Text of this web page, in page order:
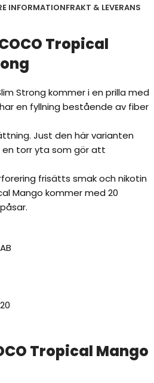
INFORMATIONFRAKT & LEVERANS
Tropical
Strong kommer i en prilla med
en fyllning bestående av fiber
Just den här varianten
en torr yta som gör att
frisätts smak och nikotin
Mango kommer med 20
Tropical Mango